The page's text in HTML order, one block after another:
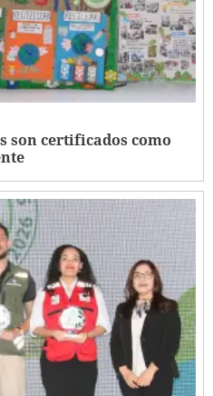
son certificados como